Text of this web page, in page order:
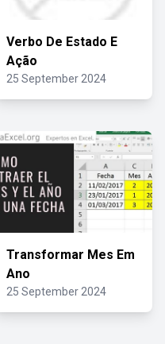
Verbo De Estado E
Ação
25 September 2024
Transformar Mes Em
Ano
25 September 2024